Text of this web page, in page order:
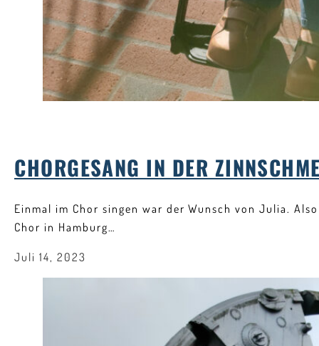
CHORGESANG IN DER
Einmal im Chor singen war der Wunsch von Julia.
Chor in Hamburg…
Juli 14, 2023